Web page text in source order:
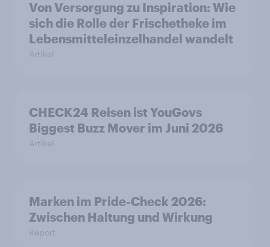
Von Versorgung zu Inspiration: Wie
sich die Rolle der Frischetheke im
Lebensmitteleinzelhandel wandelt
Artikel
CHECK24 Reisen ist YouGovs
Biggest Buzz Mover im Juni 2026
Artikel
Marken im Pride-Check 2026:
Zwischen Haltung und Wirkung
Report